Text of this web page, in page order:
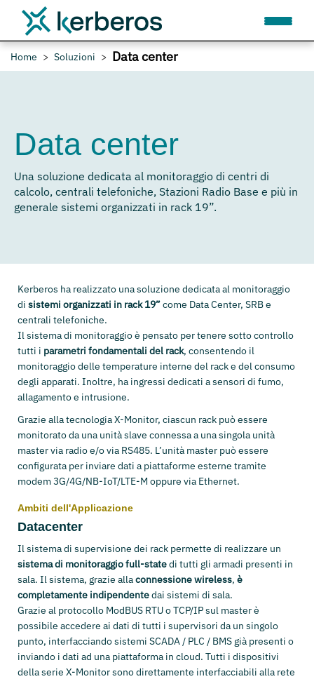
Home Soluzioni Data center
Data center
Una soluzione dedicata al monitoraggio di centri di
calcolo, centrali telefoniche, Stazioni Radio Base e più in
generale sistemi organizzati in rack 19”.
Kerberos ha realizzato una soluzione dedicata al monitoraggio
di sistemi organizzati in rack 19”come Data Center, SRB e
centrali telefoniche.
Il sistema di monitoraggio è pensato per tenere sotto controllo
tutti i parametri fondamentali del rack, consentendo il
monitoraggio delle temperature interne del rack e del consumo
degli apparati. Inoltre, ha ingressi dedicati a sensori di fumo,
allagamento e intrusione.
Grazie alla tecnologia X-Monitor, ciascun rack può essere
monitorato da una unità slave connessa a una singola unità
master via radio e/o via RS485. L’unità master può essere
configurata per inviare dati a piattaforme esterne tramite
modem 3G/4G/NB-IoT/LTE-M oppure via Ethernet.
Ambiti dell'Applicazione
Datacenter
Il sistema di supervisione dei rack permette di realizzare un
sistema di monitoraggio full-statedi tutti gli armadi presenti in
sala. Il sistema, grazie allaconnessione wireless, è
completamente indipendentedai sistemi di sala.
Grazie al protocollo ModBUS RTU o TCP/IP sul master è
possibile accedere ai dati di tutti i supervisori da un singolo
punto, interfacciando sistemi SCADA / PLC / BMS già presenti o
inviando i dati ad una piattaforma in cloud. Tutti i dispositivi
della serie X-Monitor sono direttamente interfacciabili alla rete